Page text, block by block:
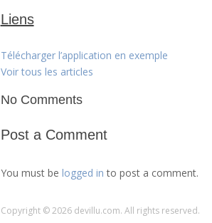
Liens
Télécharger l’application en exemple
Voir tous les articles
No Comments
Post a Comment
You must be logged in to post a comment.
Copyright © 2026 devillu.com. All rights reserved.